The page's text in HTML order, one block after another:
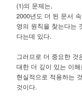
(1)의 문제는,
2000년도 더 된 문서
영의 원칙을 찾는다는
다는데 있다.
그러므로 더 중요한 것
대한 더 깊이 있는 이
현실적으로 적용하는
것이다.